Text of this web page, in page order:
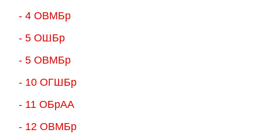
- 4 ОВМБр
- 5 ОШБр
- 5 ОВМБр
- 10 ОГШБр
- 11 ОБрАА
- 12 ОВМБр